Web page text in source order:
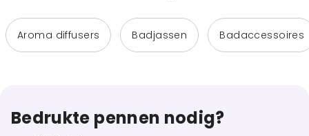
Aroma diffusers Badjassen Badaccessoires
Bedrukte pennen nodig?